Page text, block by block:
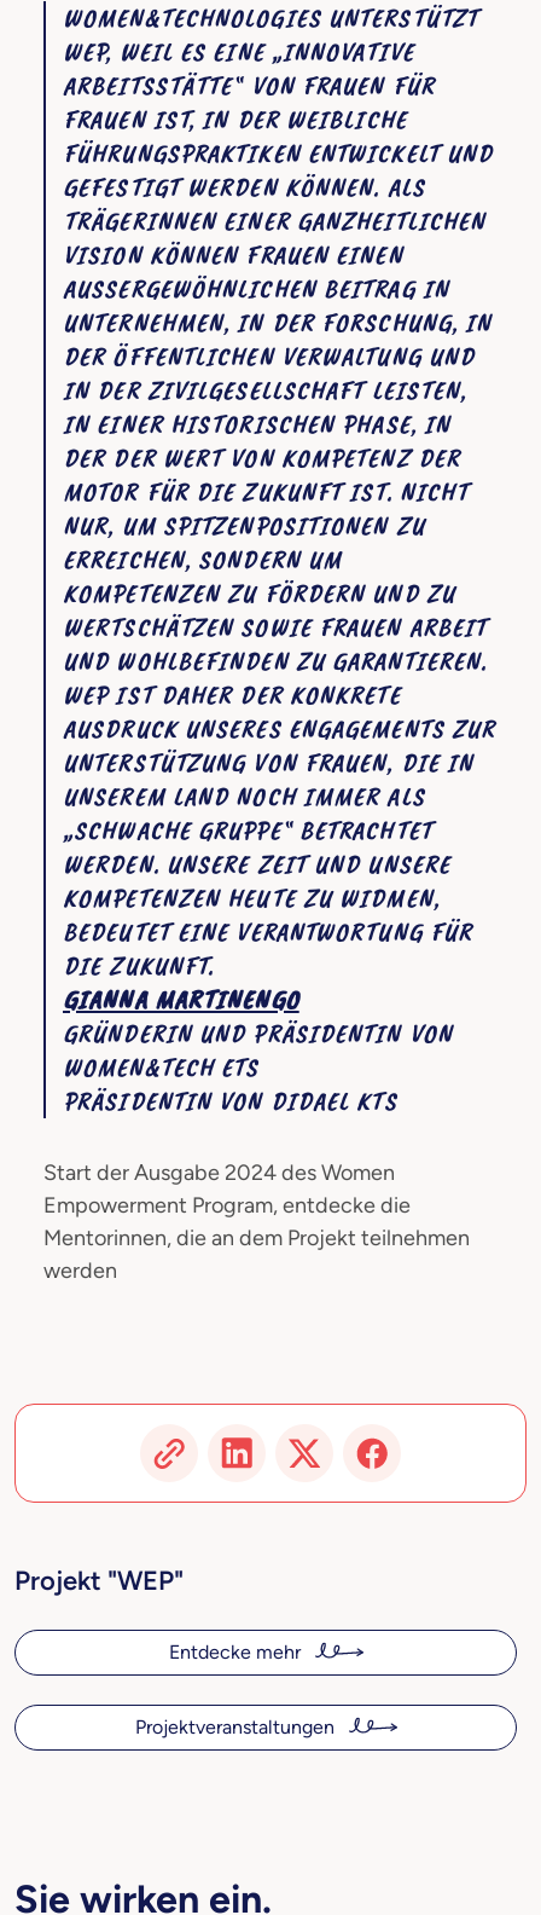
WOMEN&TECHNOLOGIES UNTERSTÜTZT
WEP, WEIL ES EINE „INNOVATIVE
ARBEITSSTÄTTE“ VON FRAUEN FÜR
FRAUEN IST, IN DER WEIBLICHE
FÜHRUNGSPRAKTIKEN ENTWICKELT UND
GEFESTIGT WERDEN KÖNNEN. ALS
TRÄGERINNEN EINER GANZHEITLICHEN
VISION KÖNNEN FRAUEN EINEN
AUSSERGEWÖHNLICHEN BEITRAG IN U
NTERNEHMEN, IN DER FORSCHUNG, IN D
ER ÖFFENTLICHEN VERWALTUNG UND I
N DER ZIVILGESELLSCHAFT LEISTEN, I
N EINER HISTORISCHEN PHASE, IN D
ER DER WERT VON KOMPETENZ DER M
OTOR FÜR DIE ZUKUNFT IST. NICHT N
UR, UM SPITZENPOSITIONEN ZU E
RREICHEN, SONDERN UM K
OMPETENZEN ZU FÖRDERN UND ZU W
ERTSCHÄTZEN SOWIE FRAUEN ARBEIT U
ND WOHLBEFINDEN ZU GARANTIEREN.
WEP IST DAHER DER KONKRETE
AUSDRUCK UNSERES ENGAGEMENTS ZUR
UNTERSTÜTZUNG VON FRAUEN, DIE IN
UNSEREM LAND NOCH IMMER ALS
„SCHWACHE GRUPPE“ BETRACHTET
WERDEN. UNSERE ZEIT UND UNSERE
KOMPETENZEN HEUTE ZU WIDMEN,
BEDEUTET EINE VERANTWORTUNG FÜR
DIE ZUKUNFT.
GIANNA MARTINENGO
GRÜNDERIN UND PRÄSIDENTIN VON
WOMEN&TECH ETS
PRÄSIDENTIN VON DIDAEL KTS
Start der Ausgabe 2024 des Women
Empowerment Program, entdecke die
Mentorinnen, die an dem Projekt teilnehmen
werden
Projekt "WEP"
Entdecke mehr
Projektveranstaltungen
Sie wirken ein.